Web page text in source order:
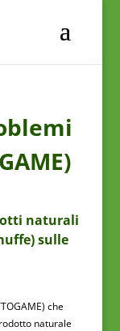
naturali
sulle
che
naturale